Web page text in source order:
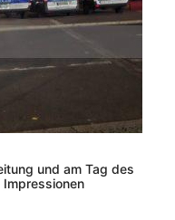
und am Tag des